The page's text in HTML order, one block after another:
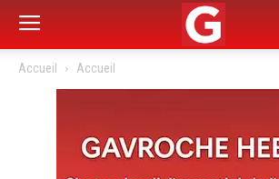
Accueil Accueil